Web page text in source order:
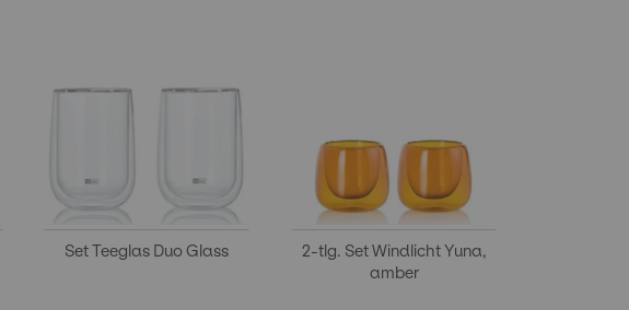
Set Teeglas Duo Glass
2-tlg. Set Windlicht Yuna,
amber